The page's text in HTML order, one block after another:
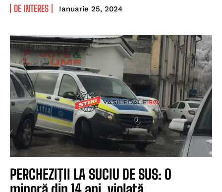
DE INTERES Ianuarie 25, 2024
PERCHEZIŢII LA SUCIU DE SUS: O